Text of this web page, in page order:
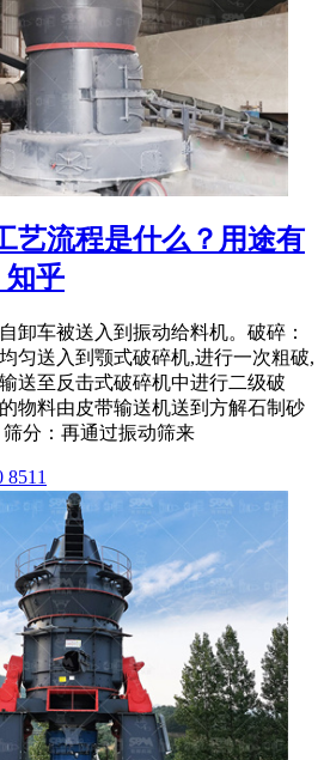
艺流程是什么？用途有
知乎
卸车被送入到振动给料机。破碎：
匀送入到颚式破碎机,进行一次粗破,
送至反击式破碎机中进行二级破
物料由皮带输送机送到方解石制砂
分：再通过振动筛来
8511